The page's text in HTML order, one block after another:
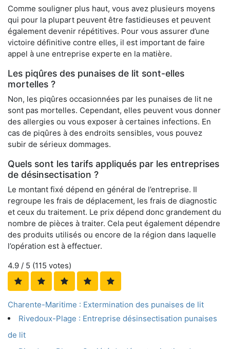
Comme souligner plus haut, vous avez plusieurs moyens
qui pour la plupart peuvent être fastidieuses et peuvent
également devenir répétitives. Pour vous assurer d’une
victoire définitive contre elles, il est important de faire
appel à une entreprise experte en la matière.
Les piqûres des punaises de lit sont-elles
mortelles ?
Non, les piqûres occasionnées par les punaises de lit ne
sont pas mortelles. Cependant, elles peuvent vous donner
des allergies ou vous exposer à certaines infections. En
cas de piqûres à des endroits sensibles, vous pouvez
subir de sérieux dommages.
Quels sont les tarifs appliqués par les entreprises
de désinsectisation ?
Le montant fixé dépend en général de l’entreprise. Il
regroupe les frais de déplacement, les frais de diagnostic
et ceux du traitement. Le prix dépend donc grandement du
nombre de pièces à traiter. Cela peut également dépendre
des produits utilisés ou encore de la région dans laquelle
l’opération est à effectuer.
4.9 / 5 (115 votes)
Charente-Maritime : Extermination des punaises de lit
Rivedoux-Plage : Entreprise désinsectisation punaises
de lit